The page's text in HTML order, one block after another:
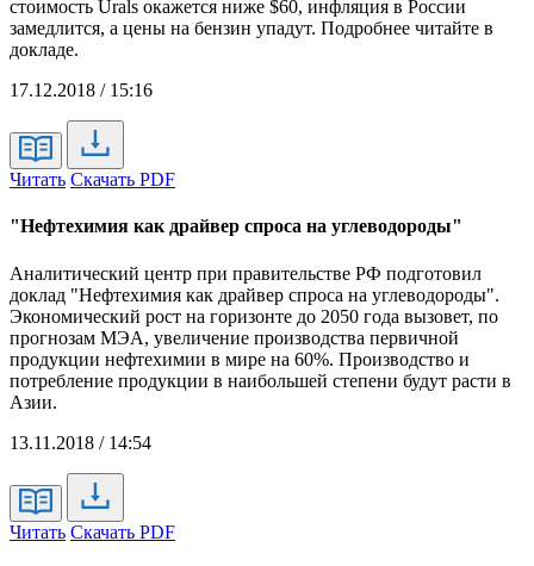
стоимость Urals окажется ниже $60, инфляция в России
замедлится, а цены на бензин упадут. Подробнее читайте в
докладе.
17.12.2018 / 15:16
Читать Скачать PDF
"Нефтехимия как драйвер спроса на углеводороды"
Аналитический центр при правительстве РФ подготовил
доклад "Нефтехимия как драйвер спроса на углеводороды".
Экономический рост на горизонте до 2050 года вызовет, по
прогнозам МЭА, увеличение производства первичной
продукции нефтехимии в мире на 60%. Производство и
потребление продукции в наибольшей степени будут расти в
Азии.
13.11.2018 / 14:54
Читать Скачать PDF